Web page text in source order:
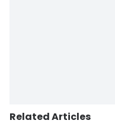
Related Articles